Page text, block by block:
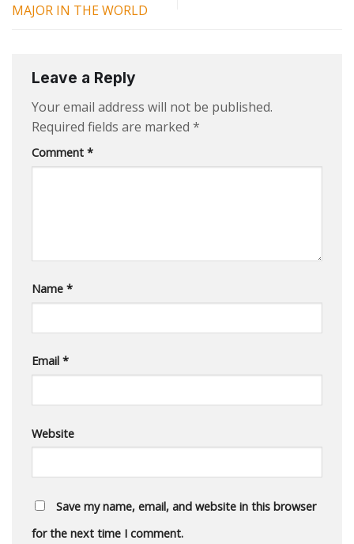
MAJOR IN THE WORLD
Leave a Reply
Your email address will not be published.
Required fields are marked *
Comment *
Name *
Email *
Website
Save my name, email, and website in this browser
for the next time I comment.